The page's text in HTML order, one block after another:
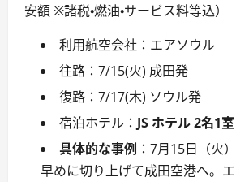
安額 ※諸税・燃油・サービス料等込）
利用航空会社：エアソウル
往路：7/15(火) 成田発
復路：7/17(木) ソウル発
宿泊ホテル： JS ホテル 2名1室
具体的な事例 ：7月15日（火
早めに切り上げて成田空港へ。